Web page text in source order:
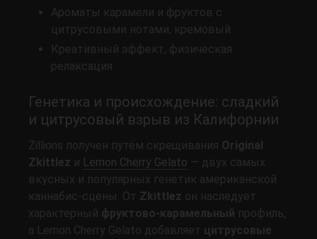
Ароматы карамели и фруктов с
цитрусовыми нотами, кремовый
Креативный эффект, физическая
релаксация
Генетика и происхождение: сладкий
и цитрусовый взрыв из Калифорнии
Zillions получен путём скрещивания Original
Zkittlez и Lemon Cherry Gelato — двух самых
вкусных и популярных генетик американской
каннабис-сцены. От Zkittlez он наследует
характерный фруктово-карамельный профиль,
а Lemon Cherry Gelato добавляет цитрусовые